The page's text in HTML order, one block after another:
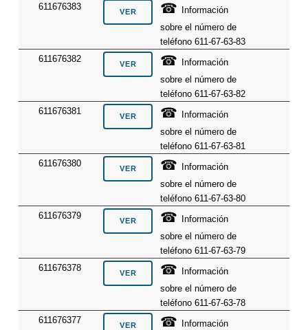
611676383 ☎ Información
sobre el número de
teléfono 611-67-63-83
611676382
☎ Información
sobre el número de
teléfono 611-67-63-82
611676381
☎ Información
sobre el número de
teléfono 611-67-63-81
611676380
☎ Información
sobre el número de
teléfono 611-67-63-80
611676379
☎ Información
sobre el número de
teléfono 611-67-63-79
611676378
☎ Información
sobre el número de
teléfono 611-67-63-78
611676377
☎ Información